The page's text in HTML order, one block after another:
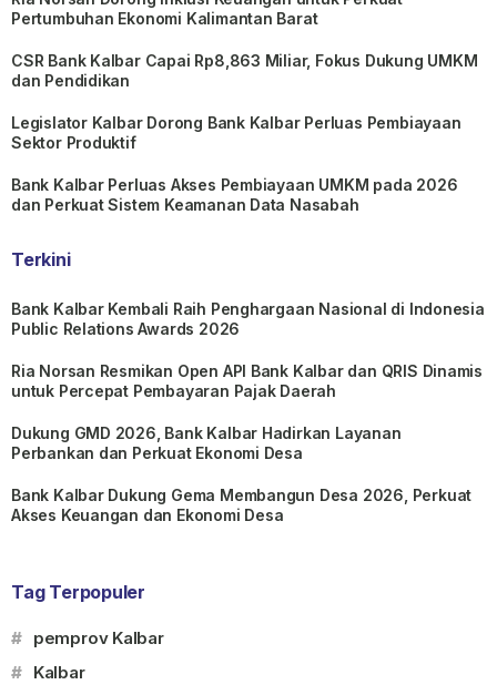
Pertumbuhan Ekonomi Kalimantan Barat
CSR Bank Kalbar Capai Rp8,863 Miliar, Fokus Dukung UMKM
dan Pendidikan
Legislator Kalbar Dorong Bank Kalbar Perluas Pembiayaan
Sektor Produktif
Bank Kalbar Perluas Akses Pembiayaan UMKM pada 2026
dan Perkuat Sistem Keamanan Data Nasabah
Terkini
Bank Kalbar Kembali Raih Penghargaan Nasional di Indonesia
Public Relations Awards 2026
Ria Norsan Resmikan Open API Bank Kalbar dan QRIS Dinamis
untuk Percepat Pembayaran Pajak Daerah
Dukung GMD 2026, Bank Kalbar Hadirkan Layanan
Perbankan dan Perkuat Ekonomi Desa
Bank Kalbar Dukung Gema Membangun Desa 2026, Perkuat
Akses Keuangan dan Ekonomi Desa
Tag Terpopuler
# pemprov Kalbar
# Kalbar